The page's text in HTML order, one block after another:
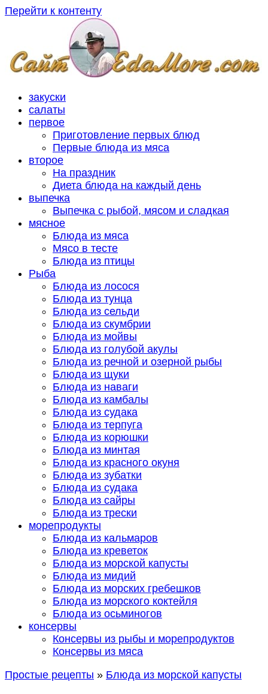
Перейти к контенту
закуски
салаты
первое
Приготовление первых блюд
Первые блюда из мяса
второе
На праздник
Диета блюда на каждый день
выпечка
Выпечка с рыбой, мясом и сладкая
мясное
Блюда из мяса
Мясо в тесте
Блюда из птицы
Рыба
Блюда из лосося
Блюда из тунца
Блюда из сельди
Блюда из скумбрии
Блюда из мойвы
Блюда из голубой акулы
Блюда из речной и озерной рыбы
Блюда из щуки
Блюда из наваги
Блюда из камбалы
Блюда из судака
Блюда из терпуга
Блюда из корюшки
Блюда из минтая
Блюда из красного окуня
Блюда из зубатки
Блюда из судака
Блюда из сайры
Блюда из трески
морепродукты
Блюда из кальмаров
Блюда из креветок
Блюда из морской капусты
Блюда из мидий
Блюда из морских гребешков
Блюда из морского коктейля
Блюда из осьминогов
консервы
Консервы из рыбы и морепродуктов
Консервы из мяса
Простые рецепты » Блюда из морской капусты